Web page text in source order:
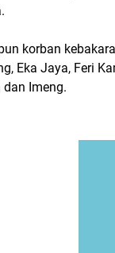
korban
Eka Jaya, Feri
dan Imeng.